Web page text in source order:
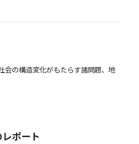
会の構造変化がもたらす諸問題、地
ポート